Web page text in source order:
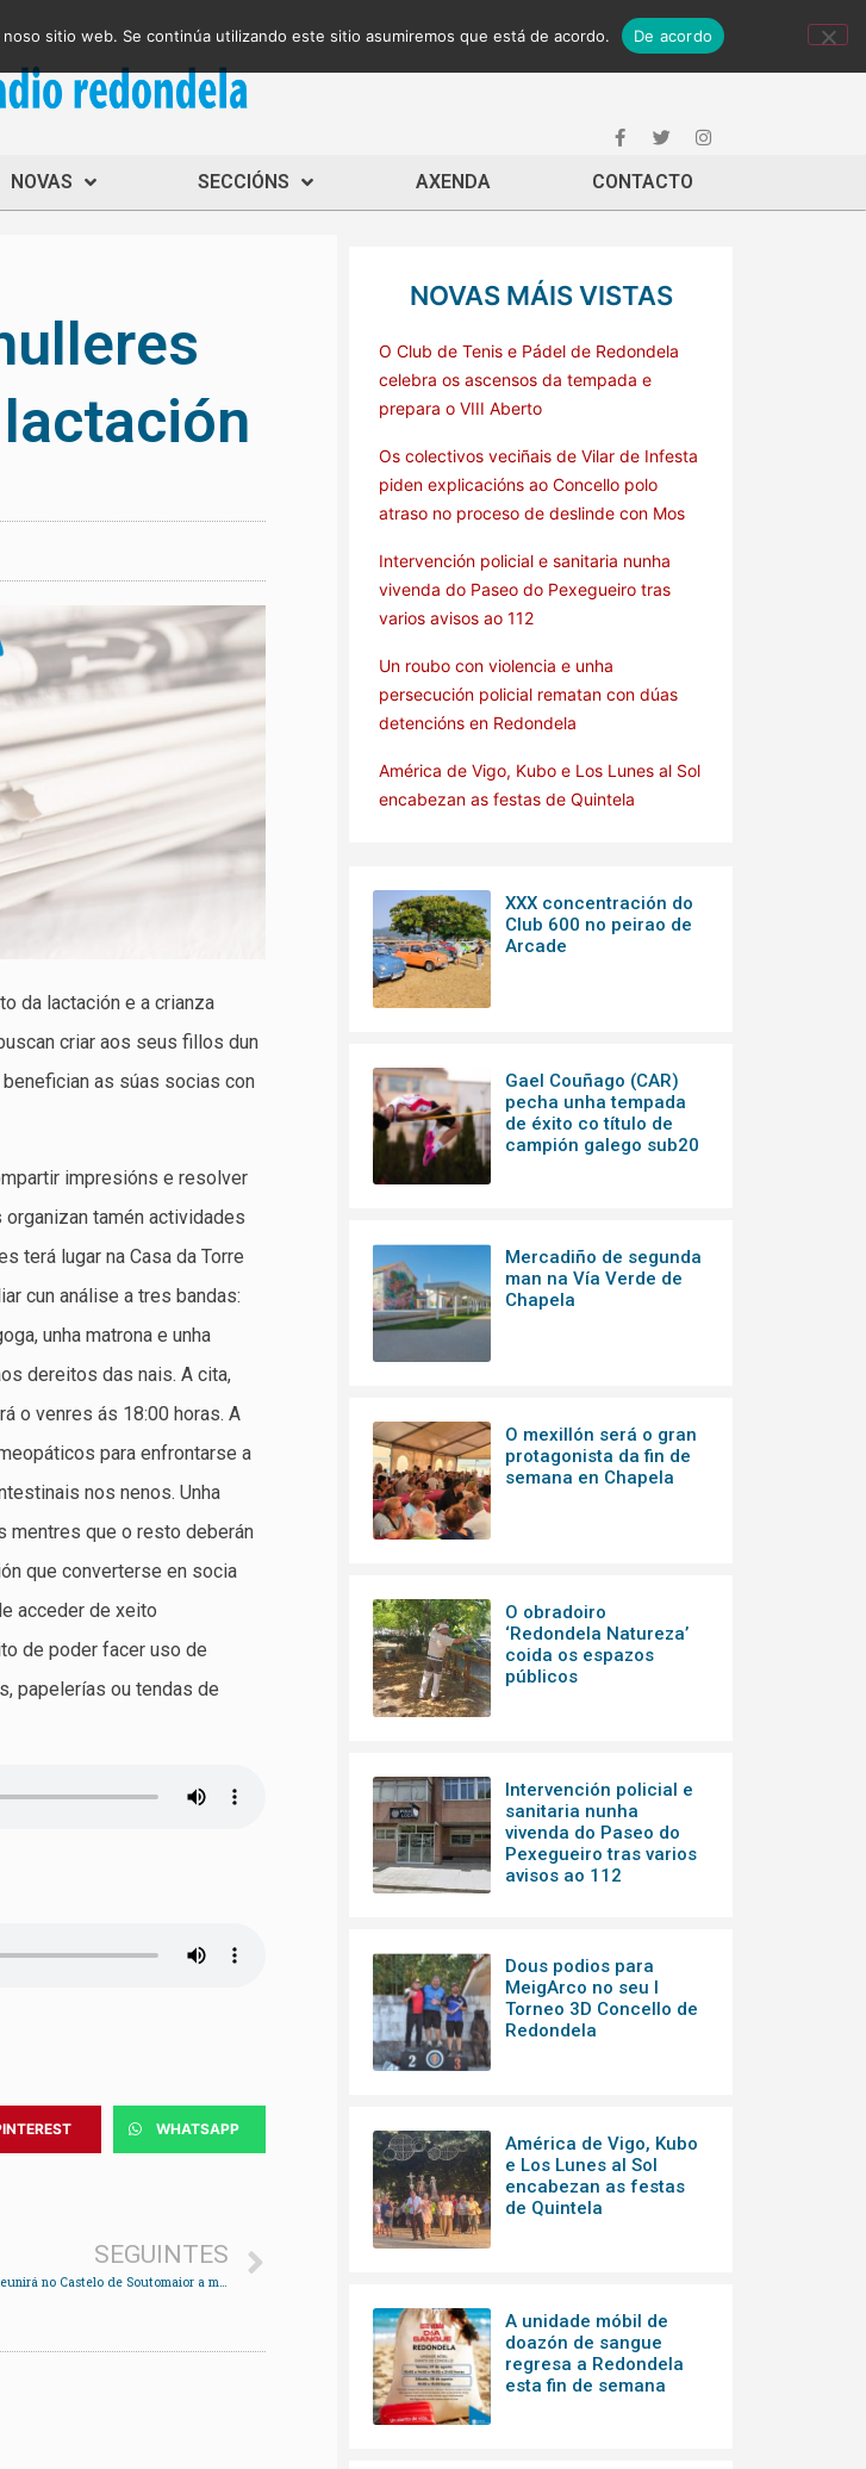
NOVAS SECCIÓNS AXENDA CONTACTO
da lactación e a crianza
criar aos seus fillos dun
as súas socias con
impresións e resolver
tamén actividades
terá lugar na Casa da Torre
cun análise a tres bandas:
unha matrona e unha
dereitos das nais. A cita,
o venres ás 18:00 horas. A
para enfrontarse a
nos nenos. Unha
mentres que o resto deberán
que converterse en socia
acceder de xeito
de poder facer uso de
papelerías ou tendas de
WHATSAPP
SEGUINTES
O certame da camelia reunirá no Castelo de Soutomaior a máis de 50 cultivadores
NOVAS MÁIS VISTAS
O Club de Tenis e Pádel de Redondela
celebra os ascensos da tempada e
prepara o VIII Aberto
Os colectivos veciñais de Vilar de Infesta
piden explicacións ao Concello polo
atraso no proceso de deslinde con Mos
Intervención policial e sanitaria nunha
vivenda do Paseo do Pexegueiro tras
varios avisos ao 112
Un roubo con violencia e unha
persecución policial rematan con dúas
detencións en Redondela
América de Vigo, Kubo e Los Lunes al Sol
encabezan as festas de Quintela
XXX concentración do
Club 600 no peirao de
Arcade
Gael Couñago (CAR)
pecha unha tempada
de éxito co título de
campión galego sub20
Mercadiño de segunda
man na Vía Verde de
Chapela
O mexillón será o gran
protagonista da fin de
semana en Chapela
O obradoiro
‘Redondela Natureza’
coida os espazos
públicos
Intervención policial e
sanitaria nunha
vivenda do Paseo do
Pexegueiro tras varios
avisos ao 112
Dous podios para
MeigArco no seu I
Torneo 3D Concello de
Redondela
América de Vigo, Kubo
e Los Lunes al Sol
encabezan as festas
de Quintela
A unidade móbil de
doazón de sangue
regresa a Redondela
esta fin de semana
sitio web. Se continúa utilizando este sitio asumiremos que está de acordo. De acordo